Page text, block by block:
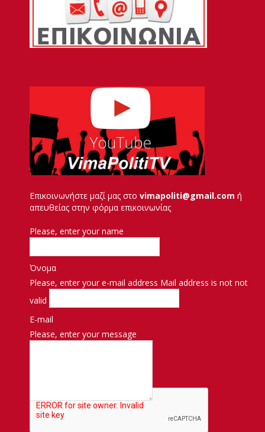
Επικοινωνήστε μαζί μας στο vimapoliti@gmail.com ή
απευθείας στην φόρμα επικοινωνίας
Please, enter your name
Όνομα
Please, enter your e-mail address Mail address is not not
valid
E-mail
Please, enter your message
Μήνυμα